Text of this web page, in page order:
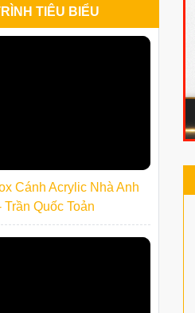
TIÊU BIỂU
Cánh Acrylic Nhà Anh
Quốc Toản